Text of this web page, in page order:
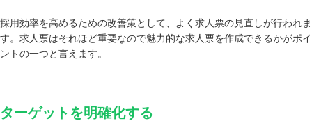
採用効率を高めるための改善策として、よく求人票の見直しが行われま
す。求人票はそれほど重要なので魅力的な求人票を作成できるかがポイ
ントの一つと言えます。
ターゲットを明確化する